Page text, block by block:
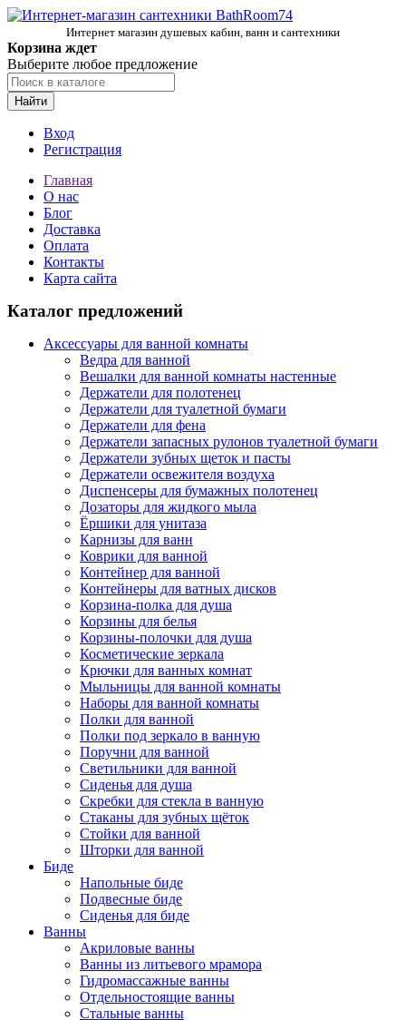
Интернет магазин душевых кабин, ванн и сантехники
Корзина ждет
Выберите любое предложение
Найти
Вход
Регистрация
Главная
О нас
Блог
Доставка
Оплата
Контакты
Карта сайта
Каталог предложений
Аксессуары для ванной комнаты
Ведра для ванной
Вешалки для ванной комнаты настенные
Держатели для полотенец
Держатели для туалетной бумаги
Держатели для фена
Держатели запасных рулонов туалетной бумаги
Держатели зубных щеток и пасты
Держатели освежителя воздуха
Диспенсеры для бумажных полотенец
Дозаторы для жидкого мыла
Ёршики для унитаза
Карнизы для ванн
Коврики для ванной
Контейнер для ванной
Контейнеры для ватных дисков
Корзина-полка для душа
Корзины для белья
Корзины-полочки для душа
Косметические зеркала
Крючки для ванных комнат
Мыльницы для ванной комнаты
Наборы для ванной комнаты
Полки для ванной
Полки под зеркало в ванную
Поручни для ванной
Светильники для ванной
Сиденья для душа
Скребки для стекла в ванную
Стаканы для зубных щёток
Стойки для ванной
Шторки для ванной
Биде
Напольные биде
Подвесные биде
Сиденья для биде
Ванны
Акриловые ванны
Ванны из литьевого мрамора
Гидромассажные ванны
Отдельностоящие ванны
Стальные ванны